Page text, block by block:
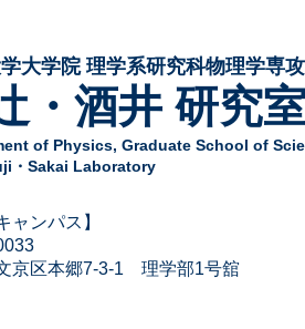
大学院 ​理学系研究科物理学専
・酒井 研究室
of Physics, Graduate School of
・Sakai Laboratory
ャンパス】
京区本郷7-3-1
理学部1号舘